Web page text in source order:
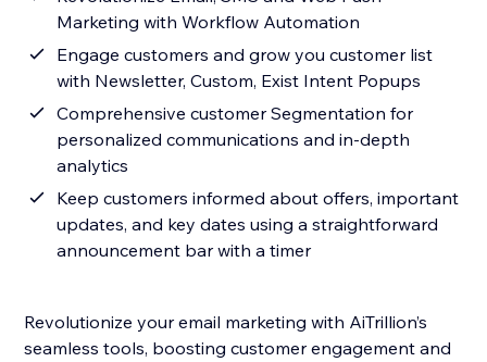
Marketing with Workflow Automation
Engage customers and grow you customer list
with Newsletter, Custom, Exist Intent Popups
Comprehensive customer Segmentation for
personalized communications and in-depth
analytics
Keep customers informed about offers, important
updates, and key dates using a straightforward
announcement bar with a timer
Revolutionize your email marketing with AiTrillion’s
seamless tools, boosting customer engagement and